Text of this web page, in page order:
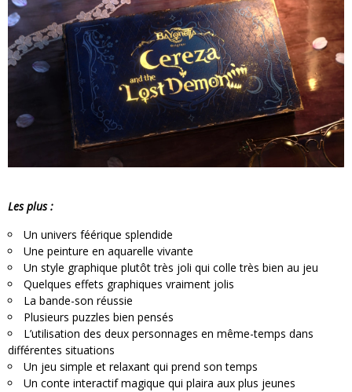
Les plus :
Un univers féérique splendide
Une peinture en aquarelle vivante
Un style graphique plutôt très joli qui colle très bien au jeu
Quelques effets graphiques vraiment jolis
La bande-son réussie
Plusieurs puzzles bien pensés
L’utilisation des deux personnages en même-temps dans
différentes situations
Un jeu simple et relaxant qui prend son temps
Un conte interactif magique qui plaira aux plus jeunes